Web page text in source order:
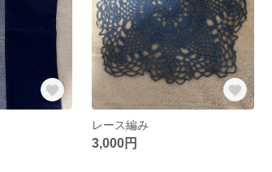
レース編み
3,000円